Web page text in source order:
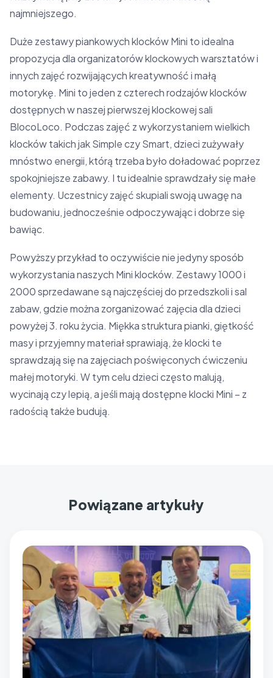
najmniejszego.
Duże zestawy piankowych klocków Mini to idealna
propozycja dla organizatorów klockowych warsztatów i
innych zajęć rozwijających kreatywność i małą
motorykę. Mini to jeden z czterech rodzajów klocków
dostępnych w naszej pierwszej klockowej sali
BlocoLoco. Podczas zajęć z wykorzystaniem wielkich
klocków takich jak Simple czy Smart, dzieci zużywały
mnóstwo energii, którą trzeba było doładować poprzez
spokojniejsze zabawy. I tu idealnie sprawdzały się małe
elementy. Uczestnicy zajęć skupiali swoją uwagę na
budowaniu, jednocześnie odpoczywając i dobrze się
bawiąc.
Powyższy przykład to oczywiście nie jedyny sposób
wykorzystania naszych Mini klocków. Zestawy 1000 i
2000 sprzedawane są najczęściej do przedszkoli i sal
zabaw, gdzie można zorganizować zajęcia dla dzieci
powyżej 3. roku życia. Miękka struktura pianki, giętkość
masy i przyjemny materiał sprawiają, że klocki te
sprawdzają się na zajęciach poświęconych ćwiczeniu
małej motoryki. W tym celu dzieci często malują,
wycinają czy lepią, a jeśli mają dostępne klocki Mini – z
radością także budują.
Powiązane artykuły